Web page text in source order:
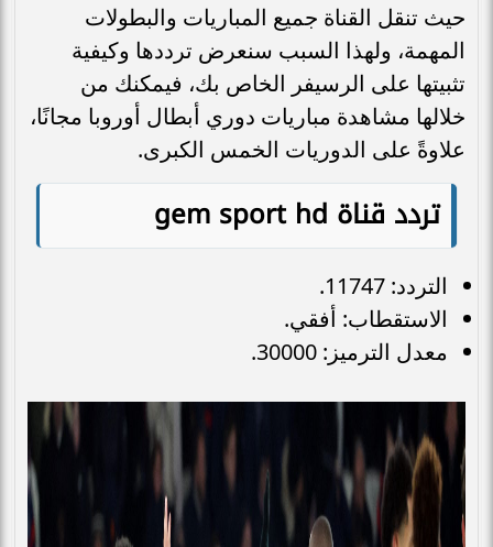
حيث تنقل القناة جميع المباريات والبطولات
المهمة، ولهذا السبب سنعرض ترددها وكيفية
تثبيتها على الرسيفر الخاص بك، فيمكنك من
خلالها مشاهدة مباريات دوري أبطال أوروبا مجانًا،
علاوةً على الدوريات الخمس الكبرى.
تردد قناة gem sport hd
التردد: 11747.
الاستقطاب: أفقي.
معدل الترميز: 30000.